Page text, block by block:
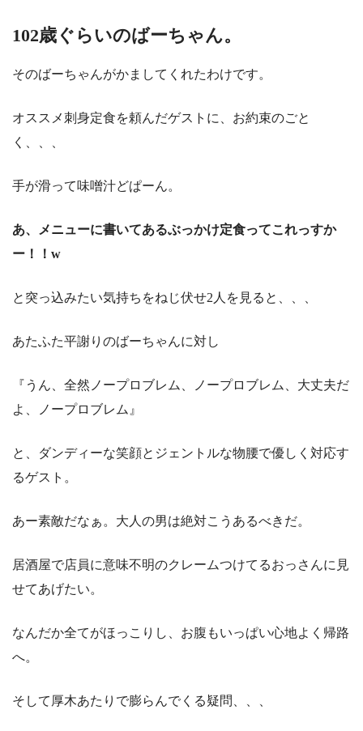
102歳ぐらいのばーちゃん。
そのばーちゃんがかましてくれたわけです。
オススメ刺身定食を頼んだゲストに、お約束のごと
く、、、
手が滑って味噌汁どぱーん。
あ、メニューに書いてあるぶっかけ定食ってこれっすか
ー！！w
と突っ込みたい気持ちをねじ伏せ2人を見ると、、、
あたふた平謝りのばーちゃんに対し
『うん、全然ノープロブレム、ノープロブレム、大丈夫だ
よ、ノープロブレム』
と、ダンディーな笑顔とジェントルな物腰で優しく対応す
るゲスト。
あー素敵だなぁ。大人の男は絶対こうあるべきだ。
居酒屋で店員に意味不明のクレームつけてるおっさんに見
せてあげたい。
なんだか全てがほっこりし、お腹もいっぱい心地よく帰路
へ。
そして厚木あたりで膨らんでくる疑問、、、